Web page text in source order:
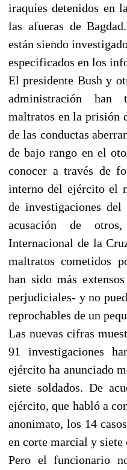
iraquíes detenidos en
las afueras de
están siendo
especificados en los
El presidente Bush y
administración
maltratos en la prisión
de las conductas
de bajo rango en el
conocer a través de
interno del ejército el
de investigaciones
acusación de
Internacional de la
maltratos cometidos
han sido más
perjudiciales- y no
reprochables de un
Las nuevas cifras
91 investigaciones
ejército ha anunciado
siete soldados. De
ejército, que habló a
anonimato, los 14
en corte marcial y siete
Pero el funcionario